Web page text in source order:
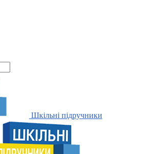
Шкільні підручники